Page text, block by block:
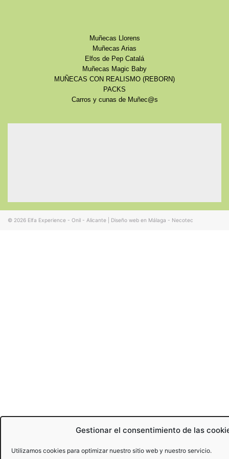
Gestionar el consentimiento de las
Utilizamos cookies para optimizar nuestro sitio web y nuestro servicio.
Muñecas Llorens
Muñecas Arias
Elfos de Pep Catalá
Muñecas Magic Baby
MUÑECAS CON REALISMO (REBORN)
PACKS
Carros y cunas de Muñec@s
© 2026 Elfa Experience - Onil - Alicante Diseño web en Málaga - Necotec